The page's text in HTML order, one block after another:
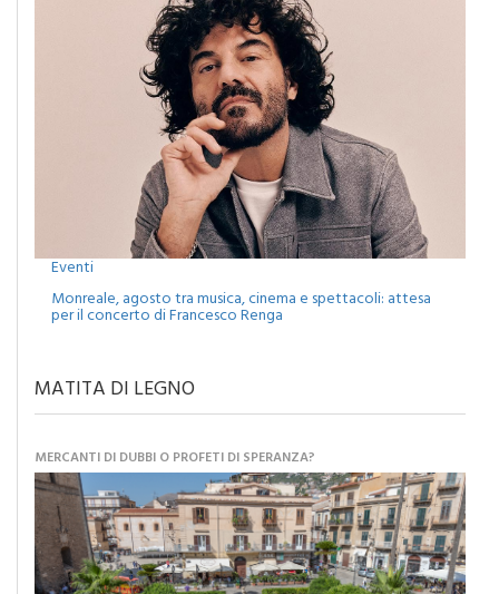
Monreale, agosto tra musica, cinema e spettacoli: attesa
per il concerto di Francesco Renga